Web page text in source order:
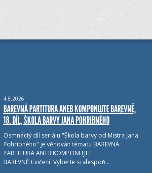
4.8.2026
BAREVNÁ PARTITURA ANEB KOMPONUJTE BAREVNĚ,
18. DÍL, ŠKOLA BARVY JANA POHRIBNÉHO
Osmnáctý díl seriálu "Škola barvy od Mistra Jana
Pohribného" je věnován tématu BAREVNÁ
PARTITURA ANEB KOMPONUJTE
BAREVNĚ.Cvičení: Vyberte si alespoň…